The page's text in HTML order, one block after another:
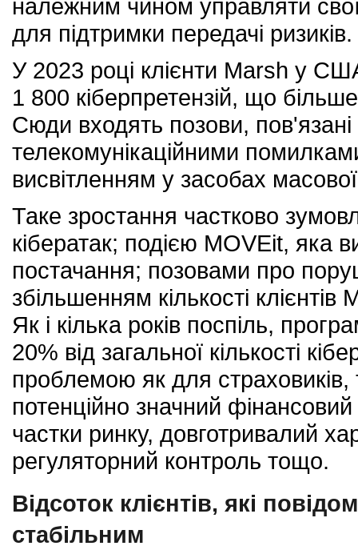
належним чином управляти
для підтримки передачі ризиків.
У 2023 році клієнти Marsh у
1 800 кіберпретензій, що
Сюди входять позови, пов'язані
телекомунікаційними
висвітленням у засобах
Таке зростання частково
кібератак; подією MOVEit, яка
постачання; позовами про
збільшенням кількості
Як і кілька років поспіль,
20% від загальної кількості
проблемою як для страховиків,
потенційно значний
частки ринку, довготривалий
регуляторний контроль тощо.
Відсоток клієнтів, які
стабільним